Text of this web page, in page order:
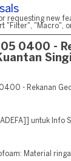
requesting new
"Filter", "Macro",
0400 -
- Rekanan
untuk Info
Material